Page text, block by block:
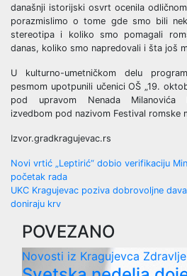
današnji istorijski osvrt ocenila
porazmislimo o tome gde smo bili
stereotipa i koliko smo pomagali
danas, koliko smo napredovali i šta još
U kulturno-umetničkom delu
pesmom upotpunili učenici OŠ „19.
pod upravom Nenada Milanovića
izvedbom pod nazivom Festival romske
Izvor.gradkragujevac.rs
Post
navigation
Novi vrtić „Leptirić“ dobio verifikaciju
početak rada
UKC Kragujevac poziva dobrovoljne
doniraju krv
POVEZANO
Novosti iz Kragujevca Zdravlje